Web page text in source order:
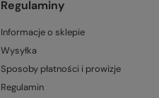
Regulaminy
Informacje o sklepie
Wysyłka
Sposoby płatności i prowizje
Regulamin